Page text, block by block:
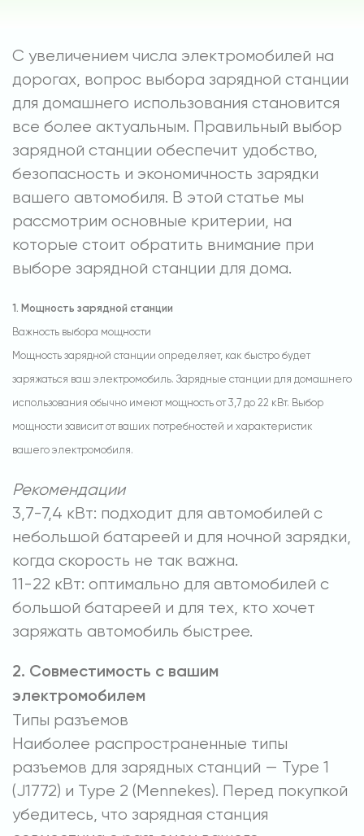
С увеличением числа электромобилей на
дорогах, вопрос выбора зарядной станции
для домашнего использования становится
все более актуальным. Правильный выбор
зарядной станции обеспечит удобство,
безопасность и экономичность зарядки
вашего автомобиля. В этой статье мы
рассмотрим основные критерии, на
которые стоит обратить внимание при
выборе зарядной станции для дома.
1. Мощность зарядной станции
Важность выбора мощности
Мощность зарядной станции определяет, как быстро будет
заряжаться ваш электромобиль. Зарядные станции для домашнего
использования обычно имеют мощность от 3,7 до 22 кВт. Выбор
мощности зависит от ваших потребностей и характеристик
вашего электромобиля.
Рекомендации
3,7-7,4 кВт: подходит для автомобилей с
небольшой батареей и для ночной зарядки,
когда скорость не так важна.
11-22 кВт: оптимально для автомобилей с
большой батареей и для тех, кто хочет
заряжать автомобиль быстрее.
2. Совместимость с вашим
электромобилем
Типы разъемов
Наиболее распространенные типы
разъемов для зарядных станций — Type 1
(J1772) и Type 2 (Mennekes). Перед покупкой
убедитесь, что зарядная станция